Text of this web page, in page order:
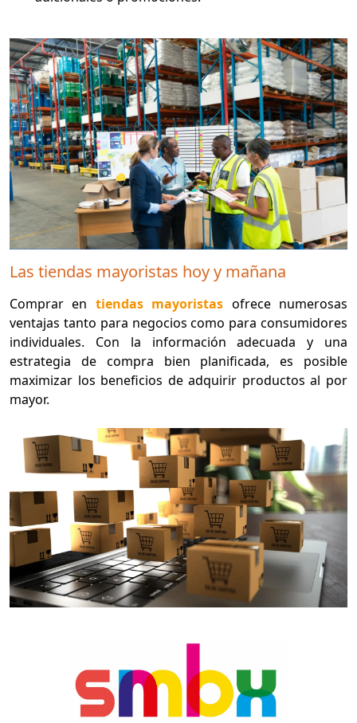
Las tiendas mayoristas hoy y mañana
Comprar en tiendas mayoristas ofrece numerosas
ventajas tanto para negocios como para consumidores
individuales. Con la información adecuada y una
estrategia de compra bien planificada, es posible
maximizar los beneficios de adquirir productos al por
mayor.